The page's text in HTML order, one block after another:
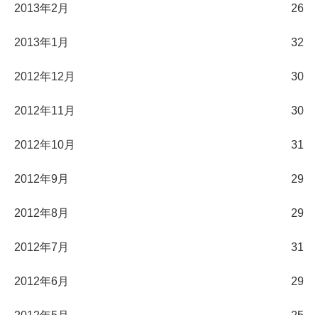
2013年2月 26
2013年1月 32
2012年12月 30
2012年11月 30
2012年10月 31
2012年9月 29
2012年8月 29
2012年7月 31
2012年6月 29